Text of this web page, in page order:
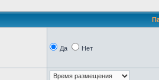
Да Нет